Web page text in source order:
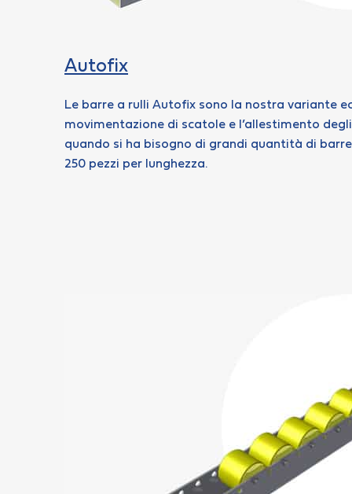
Autofix
Le barre a rulli Autofix sono la nostra variante
movimentazione di scatole e l’allestimento
quando si ha bisogno di grandi quantità di
250 pezzi per lunghezza.